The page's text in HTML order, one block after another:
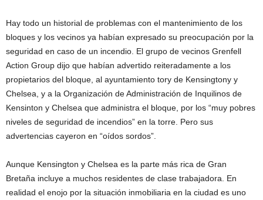
Hay todo un historial de problemas con el mantenimiento de los
bloques y los vecinos ya habían expresado su preocupación por la
seguridad en caso de un incendio. El grupo de vecinos Grenfell
Action Group dijo que habían advertido reiteradamente a los
propietarios del bloque, al ayuntamiento tory de Kensingtony y
Chelsea, y a la Organización de Administración de Inquilinos de
Kensinton y Chelsea que administra el bloque, por los “muy pobres
niveles de seguridad de incendios” en la torre. Pero sus
advertencias cayeron en “oídos sordos”.
Aunque Kensington y Chelsea es la parte más rica de Gran
Bretaña incluye a muchos residentes de clase trabajadora. En
realidad el enojo por la situación inmobiliaria en la ciudad es uno